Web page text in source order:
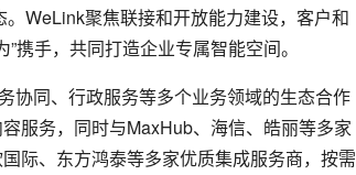
WeLink聚焦联接和开放能力建设，客户和
携手，共同打造企业专属智能空间。
协同、行政服务等多个业务领域的生态合作
服务，同时与MaxHub、海信、皓丽等多家
际、东方鸿泰等多家优质集成服务商，按需